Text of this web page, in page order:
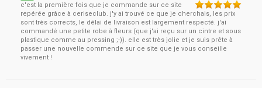
c'est la première fois que je commande sur ce site
repérée grâce à ceriseclub. j'y ai trouvé ce que je cherchais, les prix
sont très corrects, le délai de livraison est largement respecté. j'ai
commandé une petite robe à fleurs (que j'ai reçu sur un cintre et sous
plastique comme au pressing ;-)). elle est très jolie et je suis prête à
passer une nouvelle commende sur ce site que je vous conseille
vivement !